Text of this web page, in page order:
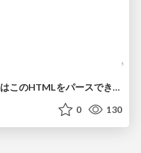
<title><a id="</title>君はこのHTMLをパースできるか"></a></title> #雑LT_study
0 130